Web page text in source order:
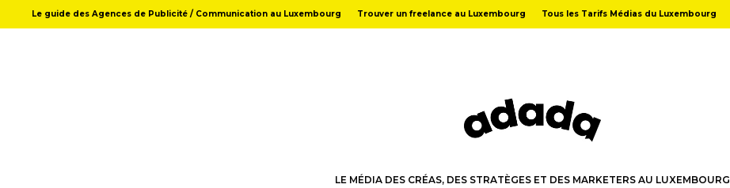
Le guide des Agences de Publicité / Communication au Luxembourg Trouver un freelance au Luxembourg Tous les Tarifs Médias du Luxembourg
LE MÉDIA DES CRÉAS, DES STRATÈGES ET DES MARKETERS AU LUXEMBOURG